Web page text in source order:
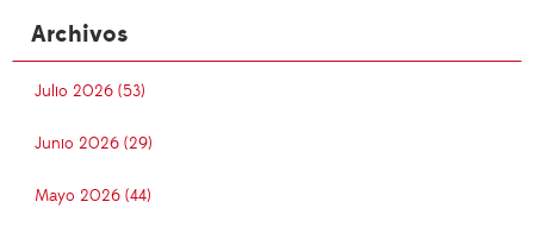
Archivos
Julio 2026 (53)
Junio 2026 (29)
Mayo 2026 (44)